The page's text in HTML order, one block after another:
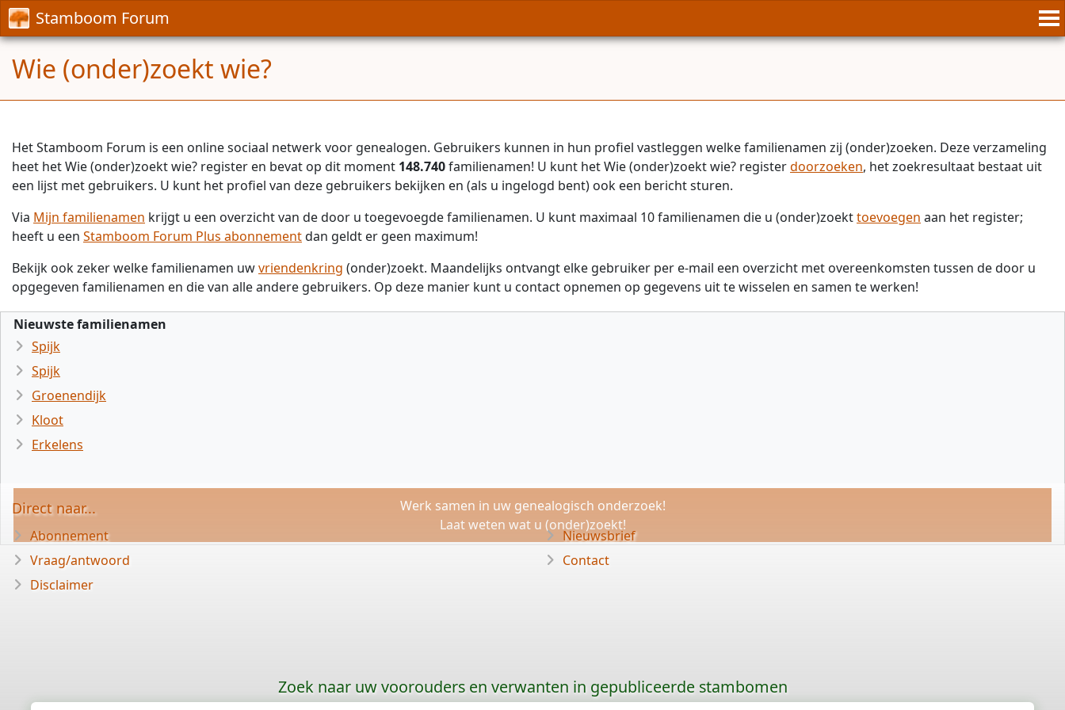
Stamboom Forum
Wie (onder)zoekt wie?
Het Stamboom Forum is een online sociaal netwerk voor genealogen. Gebruikers kunnen in hun profiel vastleggen welke familienamen zij (onder)zoeken. Deze verzameling
heet het Wie (onder)zoekt wie? register en bevat op dit moment 148.740familienamen! U kunt het Wie (onder)zoekt wie? registerdoorzoeken, het zoekresultaat bestaat uit
een lijst met gebruikers. U kunt het profiel van deze gebruikers bekijken en (als u ingelogd bent) ook een bericht sturen.
Via Mijn familienamen krijgt u een overzicht van de door u toegevoegde familienamen. U kunt maximaal 10 familienamen die u (onder)zoekttoevoegen aan het register;
heeft u een Stamboom Forum Plus abonnementdan geldt er geen maximum!
Bekijk ook zeker welke familienamen uwvriendenkring (onder)zoekt. Maandelijks ontvangt elke gebruiker per e-mail een overzicht met overeenkomsten tussen de door u
opgegeven familienamen en die van alle andere gebruikers. Op deze manier kunt u contact opnemen op gegevens uit te wisselen en samen te werken!
Nieuwste familienamen
Spijk
Spijk
Groenendijk
Kloot
Erkelens
Werk samen in uw genealogisch onderzoek!
Laat weten wat u (onder)zoekt!
Direct naar...
Abonnement
Vraag/antwoord
Disclaimer
Nieuwsbrief
Contact
Zoek naar uw voorouders en verwanten in gepubliceerde stambomen